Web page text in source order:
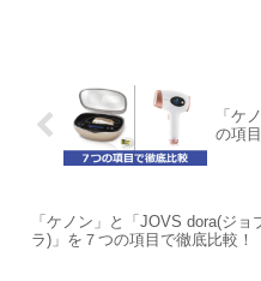
「ケ
の項
「ケノン」と「JOVS dora(ジョ
ラ)」を７つの項目で徹底比較！